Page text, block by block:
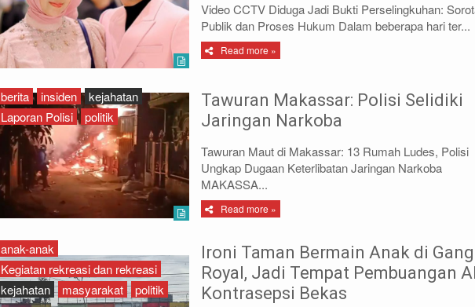
Video CCTV Diduga Jadi Bukti Perselingkuhan:
Publik dan Proses Hukum Dalam beberapa hari ter...
Read more »
Tawuran Makassar: Polisi Selidiki
Jaringan Narkoba
Tawuran Maut di Makassar: 13 Rumah Ludes, Polisi
Ungkap Dugaan Keterlibatan Jaringan Narkoba
MAKASSA...
Read more »
berita insiden
kejahatan
Laporan Polisi
politik
Ironi Taman Bermain Anak di Gang
Royal, Jadi Tempat Pembuangan
Kontrasepsi Bekas
anak-anak
Kegiatan rekreasi dan rekreasi
kejahatan
masyarakat politik